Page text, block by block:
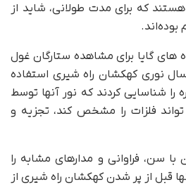
که برای مدت طولانی، شاید از
بوده‌اند.
های گایا برای مشاهده ستارگان غول
نوری کهکشان راه شیری استفاده
ستاره را شناسایی کردند که نور آنها توسط
فلزات را مشخص کند، تجزیه و
با سن، فراوانی و مدارهای مشابه را
قبل از پر شدن کهکشان راه شیری از